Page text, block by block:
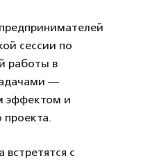
сессии по
работы в
—
эффектом и
проекта.
с